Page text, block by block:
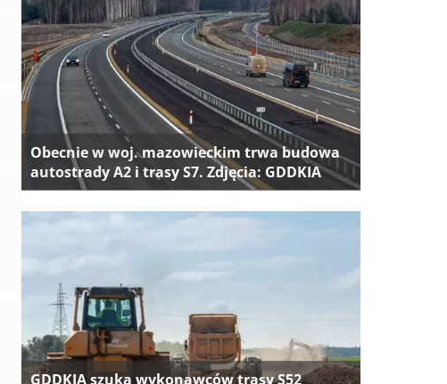
Obecnie w woj. mazowieckim trwa budowa
autostrady A2 i trasy S7. Zdjęcia: GDDKIA
GDDKIA szuka wykonawców trasy S52